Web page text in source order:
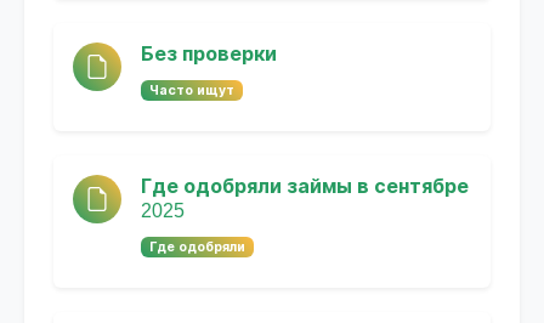
Без проверки
Часто ищут
Где одобряли займы в сентябре
2025
Где одобряли